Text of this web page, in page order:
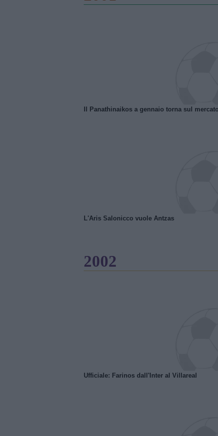
Il Panathinaikos a gennaio torna sul
L'Aris Salonicco vuole Antzas
2002
Ufficiale: Farinos dall'Inter al Villareal